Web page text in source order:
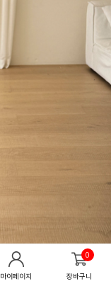
마이페이지
0
장바구니